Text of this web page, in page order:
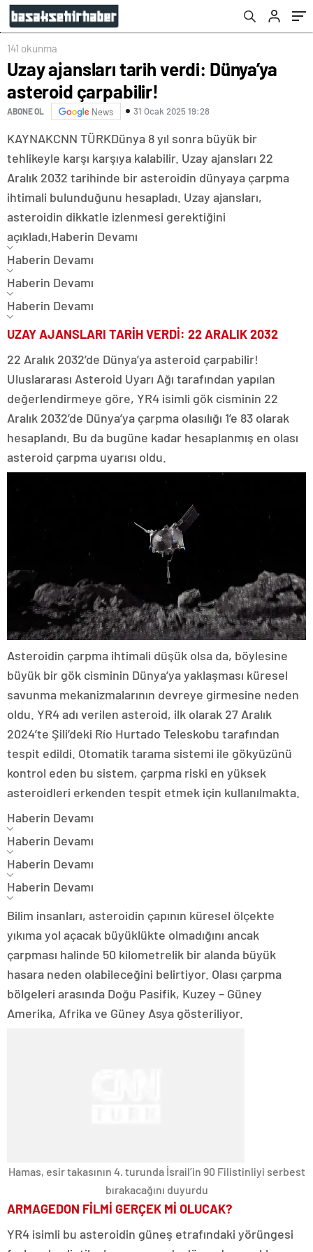
141 okunma
Uzay ajansları tarih verdi: Dünya’ya
asteroid çarpabilir!
ABONE OL News 31 Ocak 2025 19:28
KAYNAKCNN TÜRKDünya 8 yıl sonra büyük bir
tehlikeyle karşı karşıya kalabilir. Uzay ajansları 22
Aralık 2032 tarihinde bir asteroidin dünyaya çarpma
ihtimali bulunduğunu hesapladı. Uzay ajansları,
asteroidin dikkatle izlenmesi gerektiğini
açıkladı. Haberin Devamı
Haberin Devamı
Haberin Devamı
Haberin Devamı
UZAY AJANSLARI TARİH VERDİ: 22 ARALIK 2032
22 Aralık 2032’de Dünya’ya asteroid çarpabilir!
Uluslararası Asteroid Uyarı Ağı tarafından yapılan
değerlendirmeye göre, YR4 isimli gök cisminin 22
Aralık 2032’de Dünya’ya çarpma olasılığı 1’e 83 olarak
hesaplandı. Bu da bugüne kadar hesaplanmış en olası
asteroid çarpma uyarısı oldu.
Asteroidin çarpma ihtimali düşük olsa da, böylesine
büyük bir gök cisminin Dünya’ya yaklaşması küresel
savunma mekanizmalarının devreye girmesine neden
oldu. YR4 adı verilen asteroid, ilk olarak 27 Aralık
2024’te Şili’deki Río Hurtado Teleskobu tarafından
tespit edildi. Otomatik tarama sistemi ile gökyüzünü
kontrol eden bu sistem, çarpma riski en yüksek
asteroidleri erkenden tespit etmek için kullanılmakta.
Haberin Devamı
Haberin Devamı
Haberin Devamı
Haberin Devamı
Bilim insanları, asteroidin çapının küresel ölçekte
yıkıma yol açacak büyüklükte olmadığını ancak
çarpması halinde 50 kilometrelik bir alanda büyük
hasara neden olabileceğini belirtiyor. Olası çarpma
bölgeleri arasında Doğu Pasifik, Kuzey – Güney
Amerika, Afrika ve Güney Asya gösteriliyor.
Hamas, esir takasının 4. turunda İsrail’in 90 Filistinliyi serbest
bırakacağını duyurdu
ARMAGEDON FİLMİ GERÇEK Mİ OLUCAK?
YR4 isimli bu asteroidin güneş etrafındaki yörüngesi